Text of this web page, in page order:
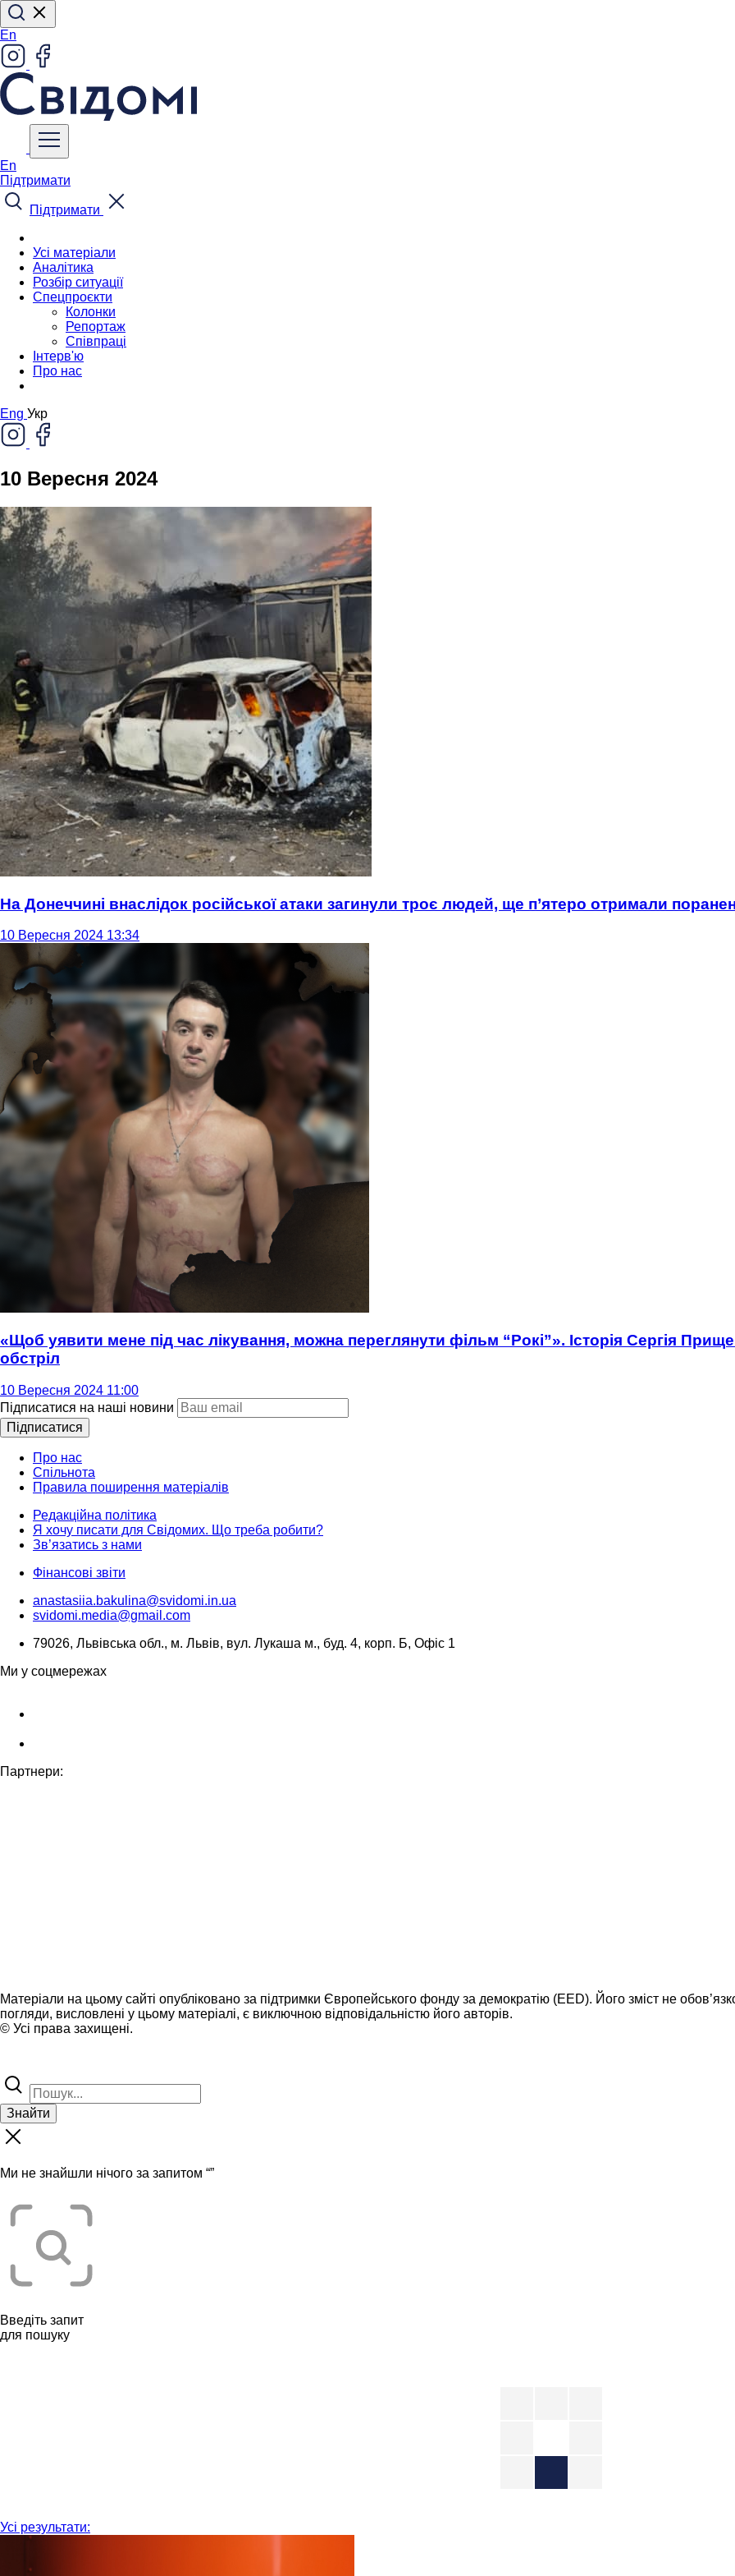
En
En
Підтримати
Підтримати
Усі матеріали
Аналітика
Розбір ситуації
Спецпроєкти
Колонки
Репортаж
Співпраці
Інтерв'ю
Про нас
Eng Укр
10 Вересня 2024
На Донеччині внаслідок російської атаки загинули троє людей, ще п’ятеро отримали
10 Вересня 2024 13:34
«Щоб уявити мене під час лікування, можна переглянути фільм “Рокі”». Історія Сергія
обстріл
10 Вересня 2024 11:00
Підписатися на наші новини
Підписатися
Про нас
Спільнота
Правила поширення матеріалів
Редакційна політика
Я хочу писати для Свідомих. Що треба робити?
Зв’язатись з нами
Фінансові звіти
anastasiia.bakulina@svidomi.in.ua
svidomi.media@gmail.com
79026, Львівська обл., м. Львів, вул. Лукаша м., буд. 4, корп. Б, Офіс 1
Ми у соцмережах
Партнери:
Матеріали на цьому сайті опубліковано за підтримки Європейського фонду за демократію (EED). Його зміст не
погляди, висловлені у цьому матеріалі, є виключною відповідальністю його авторів.
© Усі права захищені.
Знайти
Ми не знайшли нічого за запитом “”
Введіть запит
для пошуку
Усі результати: